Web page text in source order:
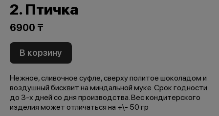
2. Птичка
6900 ₸
В корзину
Нежное, сливочное суфле, сверху политое шоколадом и
воздушный бисквит на миндальной муке. Срок годности
до 3-х дней со дня производства. Вес кондитерского
изделия может отличаться на +\- 50 гр